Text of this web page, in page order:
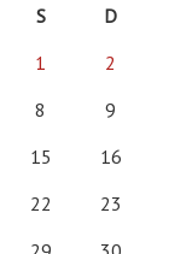
S
D
1
2
8
9
15
16
22
23